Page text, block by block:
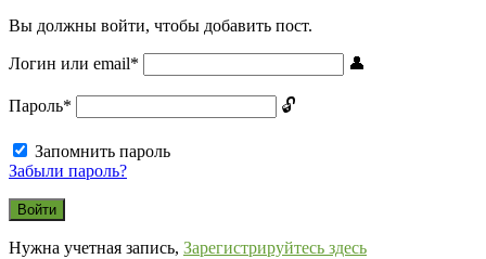
Вы должны войти, чтобы добавить пост.
Логин или email*
Пароль*
Запомнить пароль
Забыли пароль?
Нужна учетная запись, Зарегистрируйтесь здесь